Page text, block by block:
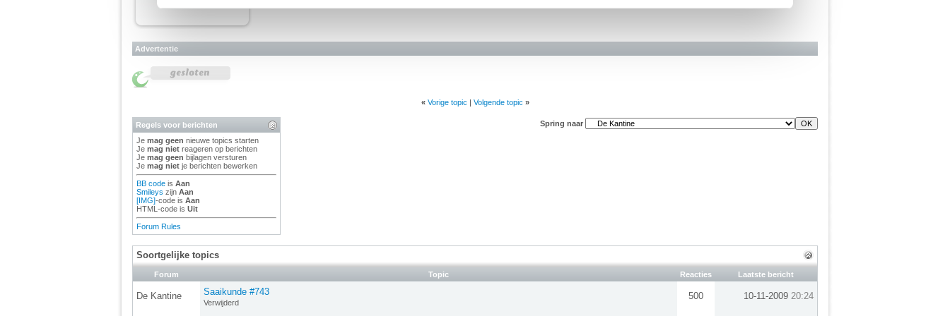
We werken samen met
Advertentie
« Vorige topic | Volgende topic »
Regels voor berichten
Je mag geen nieuwe topics starten
Je mag niet reageren op berichten
Je mag geen bijlagen versturen
Je mag niet je berichten bewerken
BB code is Aan
Smileys zijn Aan
[IMG]-code is Aan
HTML-code is Uit
Forum Rules
Spring naar
Soortgelijke topics
Forum Topic Reacties Laatste bericht
De Kantine Saaikunde #743
Verwijderd
500 10-11-2009 20:24